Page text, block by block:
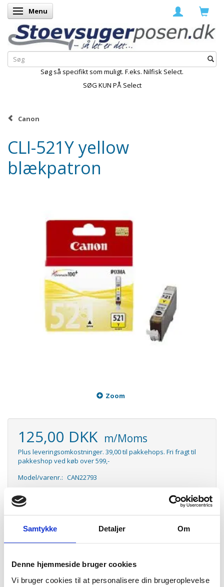
Samtykke Detaljer Om
Denne hjemmeside bruger cookies
Vi bruger cookies til at personalisere din brugeroplevelse
Skifte navigation
Menu
Søg så specifikt som muligt. F.eks. Nilfisk Select.
SØG KUN PÅ Select
Canon
CLI-521Y yellow
blækpatron
Zoom
125,00 DKK m/Moms
Plus leveringsomkostninger. 39,00 til pakkehops. Fri fragt til
pakkeshop ved køb over 599,-
Model/varenr.: CAN22793
Lager:
Antal LÆG I KURV
CLI-521Y yellow blækpatron
Indeholder 9ml.